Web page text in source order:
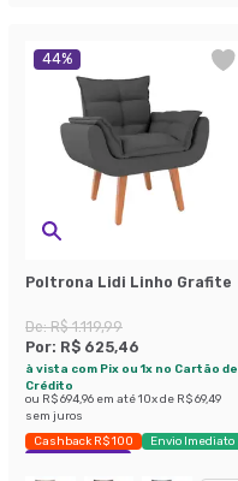
44%
Poltrona Lidi Linho Grafite
De:R$ 1.119,99
Por: R$ 625,46
à vista com Pix ou 1x no Cartão de
Crédito
ou R$ 694,96 em até10x de R$ 69,49
sem juros
Cashback R$ 100
Envio Imediato
Exclusivo Mobly